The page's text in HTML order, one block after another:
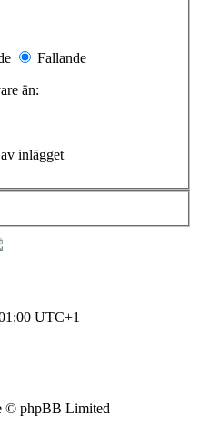
Fallande
än:
inlägget
UTC+1
© phpBB Limited